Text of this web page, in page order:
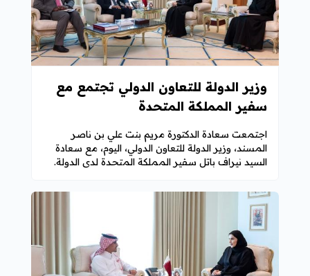
وزير الدولة للتعاون الدولي تجتمع مع
سفير المملكة المتحدة
اجتمعت سعادة الدكتورة مريم بنت علي بن ناصر
المسند، وزير الدولة للتعاون الدولي، اليوم، مع سعادة
السيد نيراف باتل سفير المملكة المتحدة لدى الدولة.